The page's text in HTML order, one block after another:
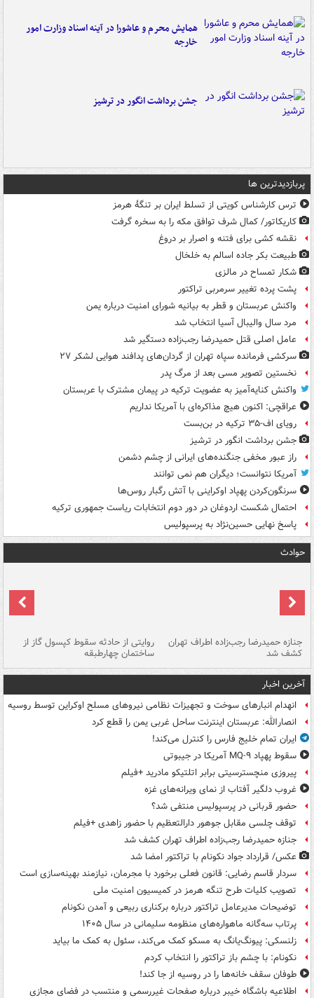
همایش محرم و عاشورا در آینه اسناد وزارت امور
خارجه
جشن برداشت انگور در ترشیز
پربازدیدترین ها
ترس کارشناس کویتی از تسلط ایران بر تنگۀ هرمز
کاریکاتور/ کمال شرف توافق مکه را به سخره گرفت
نقشه کشی برای فتنه و اصرار بر دروغ
طبیعت بکر جاده اسالم به خلخال
شکار تمساح در مالزی
پشت پرده تغییر سرمربی تراکتور
واکنش عربستان و قطر به بیانیه شورای امنیت درباره یمن
مرد سال والیبال آسیا انتخاب شد
عامل اصلی قتل حمیدرضا رجب‌زاده دستگیر شد
سرکشی فرمانده سپاه تهران از گردان‌های پدافند هوایی لشکر ۲۷
نخستین تصویر مسی بعد از مرگ پدر
واکنش کنایه‌آمیز به عضویت ترکیه در پیمان مشترک با عربستان
عراقچی: اکنون هیچ مذاکره‌ای با آمریکا نداریم
رویای اف-۳۵ ترکیه در بن‌بست
جشن برداشت انگور در ترشیز
راز عبور مخفی جنگنده‌های ایرانی از چشم دشمن
آمریکا نتوانست؛ دیگران هم نمی توانند
سرنگون‌کردن پهپاد اوکراینی با آتش رگبار روس‌ها
احتمال شکست اردوغان در دور دوم انتخابات ریاست جمهوری ترکیه
پاسخ نهایی حسین‌نژاد به پرسپولیس
حوادث
جنازه حمیدرضا رجب‌زاده اطراف تهران
کشف شد
روایتی از حادثه سقوط کپسول گاز از
ساختمان چهارطبقه
آخرین اخبار
انهدام انبارهای سوخت و تجهیزات نظامی نیروهای مسلح اوکراین توسط روسیه
انصارالله: عربستان اینترنت ساحل غربی یمن را قطع کرد
ایران تمام خلیج فارس را کنترل می‌کند!
سقوط پهپاد MQ-۹ آمریکا در جیبوتی
پیروزی منچسترسیتی برابر اتلتیکو مادرید +فیلم
غروب دلگیر آفتاب از نمای ویرانه‌های غزه
حضور قربانی در پرسپولیس منتفی شد؟
توقف چلسی مقابل جوهور دارالتعظیم با حضور زاهدی +فیلم
جنازه حمیدرضا رجب‌زاده اطراف تهران کشف شد
عکس/ قرارداد جواد نکونام با تراکتور امضا شد
سردار قاسم رضایی: قانون فعلی برخورد با مجرمان، نیازمند بهینه‌سازی است
تصویب کلیات طرح تنگه هرمز در کمیسیون امنیت ملی
توضیحات مدیرعامل تراکتور درباره برکناری ربیعی و آمدن نکونام
پرتاب سه‌گانه ماهواره‌های منظومه سلیمانی در سال ۱۴۰۵
زلنسکی: پیونگ‌یانگ به مسکو کمک می‌کند، سئول به کمک ما بیاید
نکونام: با چشم باز تراکتور را انتخاب کردم
طوفان سقف خانه‌ها را در روسیه از جا ‌کند!
اطلاعیه باشگاه خیبر درباره صفحات غیررسمی و منتسب در فضای مجازی